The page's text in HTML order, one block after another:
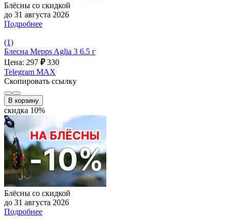
Блёсны со скидкой
до 31 августа 2026
Подробнее
(1)
Блесна Mepps Aglia 3 6.5 г
Цена: 297 ₽ 330
Telegram MAX
Скопировать ссылку
В корзину
скидка 10%
Блёсны со скидкой
до 31 августа 2026
Подробнее